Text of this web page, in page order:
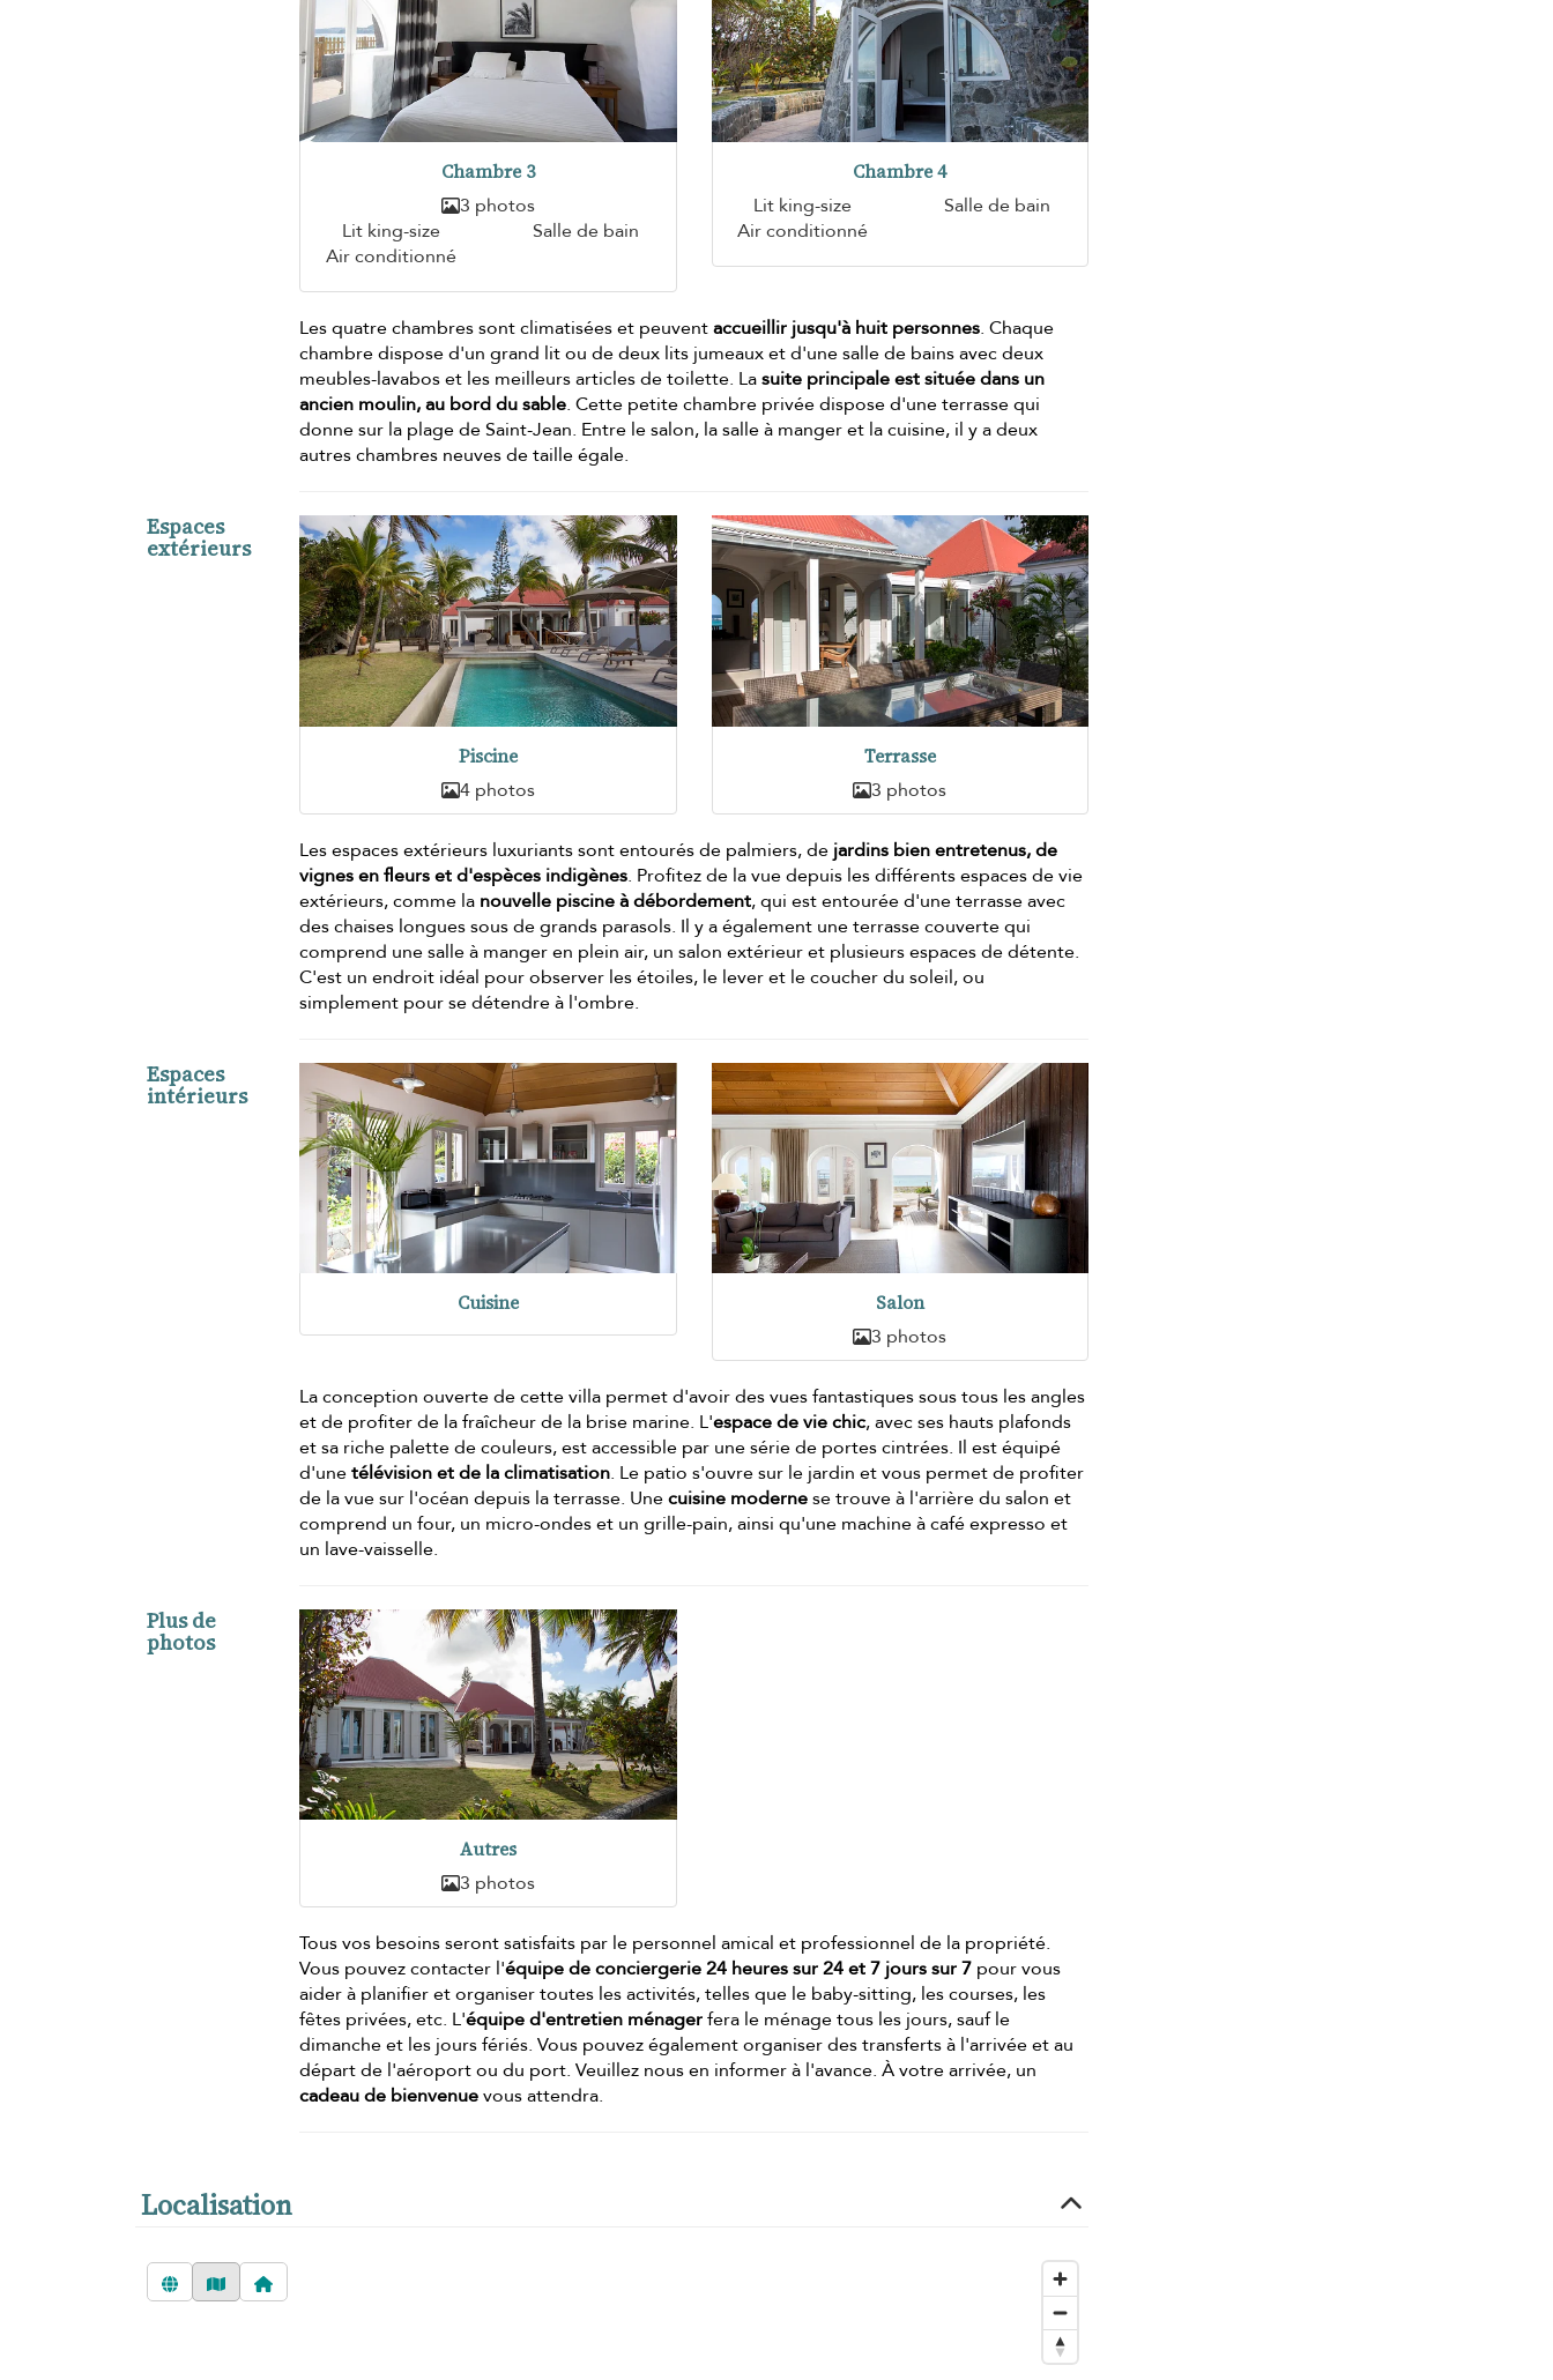
Chambre 3
3 photos
Lit king-size
Salle de bain
Air conditionné
Chambre 4
Lit king-size
Salle de bain
Air conditionné
Les quatre chambres sont climatisées et peuventaccueillir jusqu'à huit personnes. Chaque
chambre dispose d'un grand lit ou de deux lits jumeaux et d'une salle de bains avec deux
meubles-lavabos et les meilleurs articles de toilette. Lasuite principale est située dans un
ancien moulin, au bord du sable. Cette petite chambre privée dispose d'une terrasse qui
donne sur la plage de Saint-Jean. Entre le salon, la salle à manger et la cuisine, il y a deux
autres chambres neuves de taille égale.
Espaces
extérieurs
Piscine
4 photos
Terrasse
3 photos
Les espaces extérieurs luxuriants sont entourés de palmiers, de jardins bien entretenus, de
vignes en fleurs et d'espèces indigènes. Profitez de la vue depuis les différents espaces de vie
extérieurs, comme la nouvelle piscine à débordement, qui est entourée d'une terrasse avec
des chaises longues sous de grands parasols. Il y a également une terrasse couverte qui
comprend une salle à manger en plein air, un salon extérieur et plusieurs espaces de détente.
C'est un endroit idéal pour observer les étoiles, le lever et le coucher du soleil, ou
simplement pour se détendre à l'ombre.
Espaces
intérieurs
Cuisine Salon
3 photos
La conception ouverte de cette villa permet d'avoir des vues fantastiques sous tous les angles
et de profiter de la fraîcheur de la brise marine. L'espace de vie chic, avec ses hauts plafonds
et sa riche palette de couleurs, est accessible par une série de portes cintrées. Il est équipé
d'unetélévision et de la climatisation. Le patio s'ouvre sur le jardin et vous permet de profiter
de la vue sur l'océan depuis la terrasse. Unecuisine modernese trouve à l'arrière du salon et
comprend un four, un micro-ondes et un grille-pain, ainsi qu'une machine à café expresso et
un lave-vaisselle.
Plus de
photos
Autres
3 photos
Tous vos besoins seront satisfaits par le personnel amical et professionnel de la propriété.
Vous pouvez contacter l'équipe de conciergerie 24 heures sur 24 et 7 jours sur 7 pour vous
aider à planifier et organiser toutes les activités, telles que le baby-sitting, les courses, les
fêtes privées, etc. L'équipe d'entretien ménagerfera le ménage tous les jours, sauf le
dimanche et les jours fériés. Vous pouvez également organiser des transferts à l'arrivée et au
départ de l'aéroport ou du port. Veuillez nous en informer à l'avance. À votre arrivée, un
cadeau de bienvenuevous attendra.
Localisation